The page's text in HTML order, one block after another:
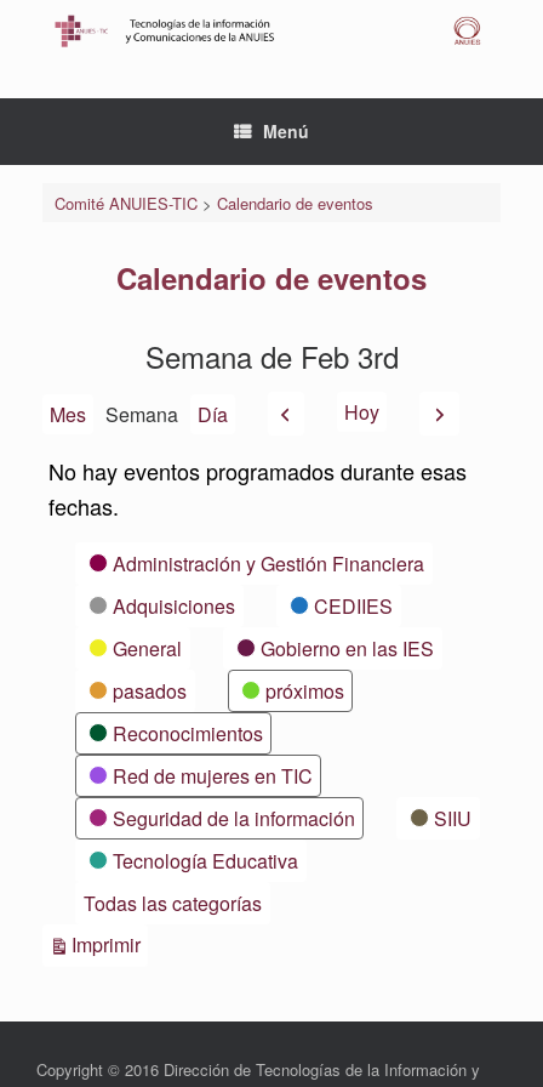
Menú
Comité ANUIES-TIC> Calendario de eventos
Calendario de eventos
Semana de Feb 3rd
Mes Semana Día AnteriorHoy Siguiente
No hay eventos programados durante esas
fechas.
CategoríasAdministración y Gestión Financiera
Adquisiciones
CEDIIES
General
Gobierno en las IES
pasados
próximos
Reconocimientos
Red de mujeres en TIC
Seguridad de la información
SIIU
Tecnología Educativa
Todas las categorías
ImprimirVistas
Copyright © 2016 Dirección de Tecnologías de la Información y